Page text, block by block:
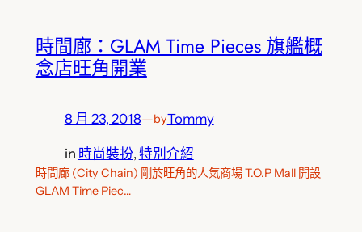
時間廊：GLAM Time Pieces 旗艦概
念店旺角開業
8 月 23, 2018—byTommy
in 時尚裝扮, 特別介紹
時間廊 (City Chain) 剛於旺角的人氣商場 T.O.P Mall 開設
GLAM Time Piec…